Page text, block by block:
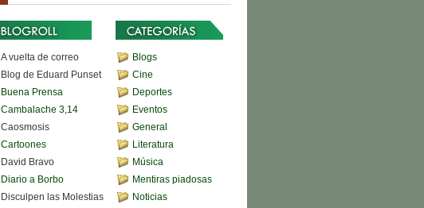
A vuelta de correo
Blog de Eduard Punset
Buena Prensa
Cambalache 3,14
Caosmosis
Cartoones
David Bravo
Diario a Borbo
Disculpen las Molestias
Blogs
Cine
Deportes
Eventos
General
Literatura
Música
Mentiras piadosas
Noticias